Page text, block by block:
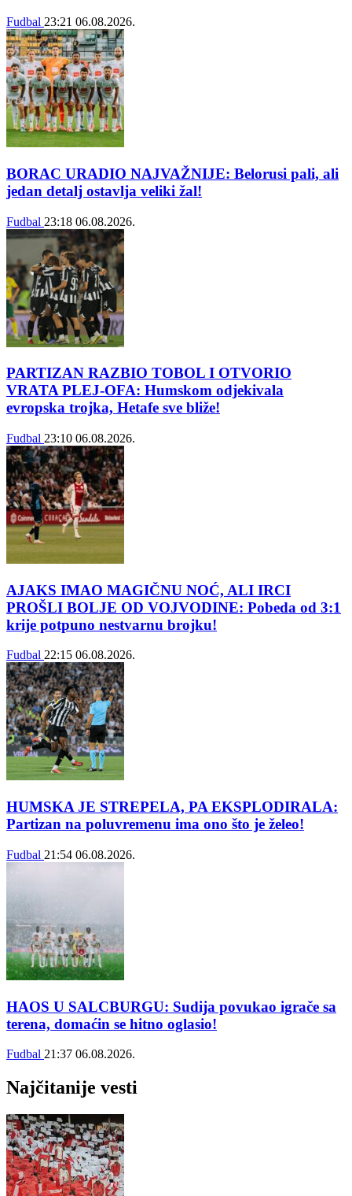
Fudbal 23:21 06.08.2026.
BORAC URADIO NAJVAŽNIJE: Belorusi pali, ali
jedan detalj ostavlja veliki žal!
Fudbal 23:18 06.08.2026.
PARTIZAN RAZBIO TOBOL I OTVORIO
VRATA PLEJ-OFA: Humskom odjekivala
evropska trojka, Hetafe sve bliže!
Fudbal 23:10 06.08.2026.
AJAKS IMAO MAGIČNU NOĆ, ALI IRCI
PROŠLI BOLJE OD VOJVODINE: Pobeda od 3:1
krije potpuno nestvarnu brojku!
Fudbal 22:15 06.08.2026.
HUMSKA JE STREPELA, PA EKSPLODIRALA:
Partizan na poluvremenu ima ono što je želeo!
Fudbal 21:54 06.08.2026.
HAOS U SALCBURGU: Sudija povukao igrače sa
terena, domaćin se hitno oglasio!
Fudbal 21:37 06.08.2026.
Najčitanije vesti